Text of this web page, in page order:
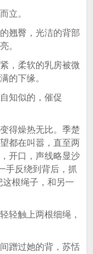
立。
翘臀，光洁的背部
。
，柔软的乳房被微
的下缘。
知似的，催促
得燥热无比。季楚
都在叫嚣，直至两
开口，声线略显沙
手反绕到背后，抓
根绳子，和另一
触上两根细绳，
蹭过她的背，苏恬